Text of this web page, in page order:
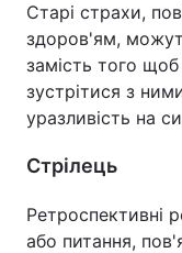
Старі страхи,
здоров'ям,
замість того щоб
зустрітися з
уразливість на
Стрілець
Ретроспективні
або питання,